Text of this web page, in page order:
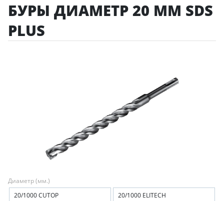
БУРЫ ДИАМЕТР 20 ММ SDS
PLUS
Диаметр (мм.)
20/1000 CUTOP
20/1000 ELITECH